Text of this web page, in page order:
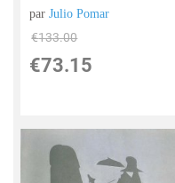
parJulio Pomar
€133.00
€73.15